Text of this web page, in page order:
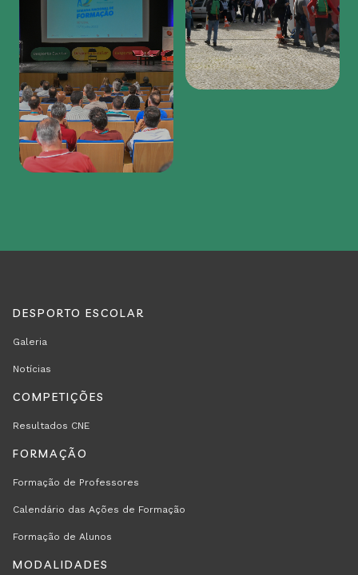
REGION
FOOTER
RODAPÉ
DESPORTO ESCOLAR
Galeria
Notícias
COMPETIÇÕES
Resultados CNE
FORMAÇÃO
Formação de Professores
Calendário das Ações de Formação
Formação de Alunos
MODALIDADES